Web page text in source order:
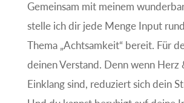
Gemeinsam mit meinem
stelle ich dir jede Menge Input
Thema „Achtsamkeit“ bereit. Für
deinen Verstand. Denn wenn Herz
Einklang sind, reduziert sich dein